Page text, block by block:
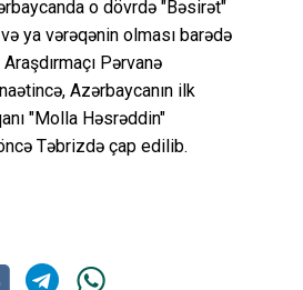
o dövrdə "Bəsirət"
ya vərəqənin olması barədə
Pərvanə
Azərbaycanın ilk
"Molla Həsrəddin"
Təbrizdə çap edilib.